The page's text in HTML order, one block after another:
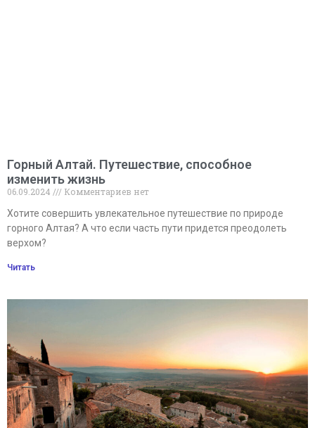
Горный Алтай. Путешествие, способное
изменить жизнь
06.09.2024
Комментариев нет
Хотите совершить увлекательное путешествие по природе
горного Алтая? А что если часть пути придется преодолеть
верхом?
Читать